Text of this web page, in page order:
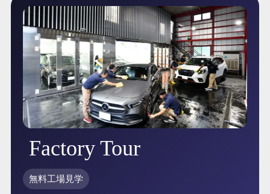
Factory Tour
無料工場見学